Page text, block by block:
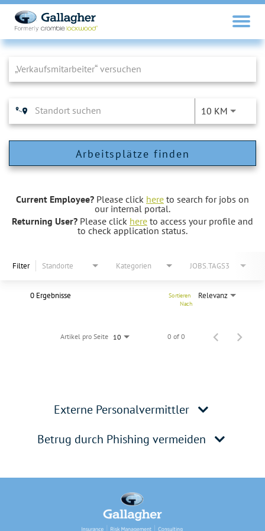
Job Search Page
10 KM
Arbeitsplätze finden
Current Employee? Please click here to search for jobs on
our internal portal.
Returning User? Please click here to access your profile and
to check application status.
Filter Standorte Kategorien JOBS.TAGS3
0 Ergebnisse Relevanz
Sortieren
Nach
Artikel pro Seite 10 0 of 0
Externe Personalvermittler
Betrug durch Phishing vermeiden